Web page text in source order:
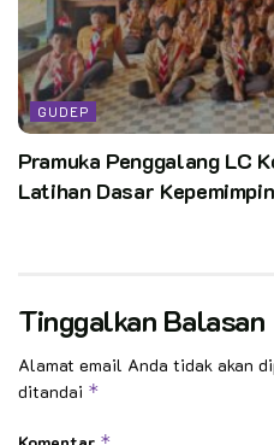
GUDEP
Pramuka Penggalang LC
Latihan Dasar
Tinggalkan Balasan
Alamat email Anda tidak akan
ditandai *